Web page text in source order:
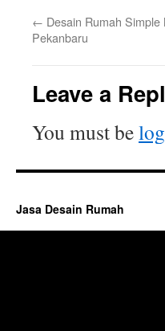
← Desain Rumah
Pekanbaru
Leave a
You must be
Jasa Desain Rumah